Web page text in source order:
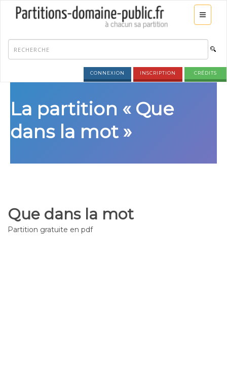
CONNEXION INSCRIPTION CRÉDITS
La partition « Que
dans la mot »
Que dans la mot
Partition gratuite en pdf